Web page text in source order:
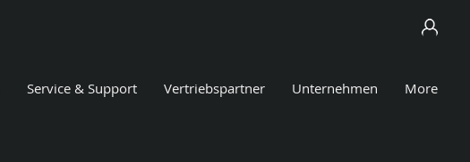
Service & Support Vertriebspartner Unternehmen More